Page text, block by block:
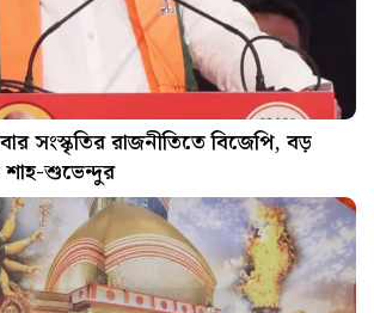
সংস্কৃতির রাজনীতিতে বিজেপি, বড়
শাহ-শুভেন্দুর